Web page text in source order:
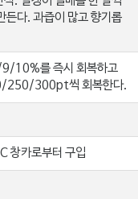
든다. 과즙이 많고 향기롭
10%를 즉시 회복하고
250/300pt씩 회복한다.
창카로부터 구입